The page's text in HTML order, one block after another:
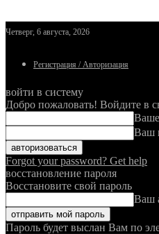
Четверг, 6 августа, 2026
Регистрация / Авторизация
войти в систему
Добро пожаловать! Войдите в
Ваше
Ваш
Forgot your password? Get help
восстановление пароля
Восстановите свой пароль
Ваш
Пароль будет выслан Вам по